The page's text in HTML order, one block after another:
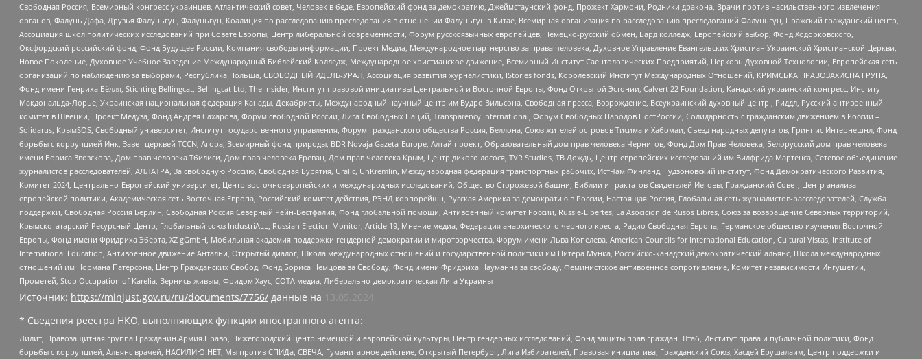
Свободная Россия, Всемирный конгресс украинцев, Атлантический совет, Человек в беде, Европейский фонд за демократию, Джеймстаунский фонд, Прожект Хармони, Родники дракона, Врачи против насильственного извлечения
органов, Фалунь Дафа, Друзья Фалуньгун, Фалуньгун, Коалиция по расследованию преследования в отношении Фалуньгун в Китае, Всемирная организация по расследованию преследований Фалуньгун, Пражский гражданский центр,
Ассоциация школ политических исследований при Совете Европы, Центр либеральной современности, Форум русскоязычных европейцев, Немецко-русский обмен, Бард колледж, Европейский выбор, Фонд Ходорковского,
Оксфордский российский фонд, Фонд Будущее России, Компания свободы информации, Проект Медиа, Международное партнерство за права человека, Духовное Управление Евангельских Христиан Украинской Христианской Церкви,
Новое Поколение, Духовное Учебное Заведение Международный Библейский Колледж, Международное христианское движение, Всемирный Институт Саентологических Предприятий, Церковь Духовной Технологии, Европейская сеть
организаций по наблюдению за выборами, Республика Польша, СВОБОДНЫЙ ИДЕЛЬ-УРАЛ, Ассоциация развития журналистики, IStories fonds, Королевский Институт Международных Отношений, КРИМСЬКА ПРАВОЗАХИСНА ГРУПА,
Фонд имени Генриха Бёлля, Stichting Bellingcat, Bellingcat Ltd, The Insider, Институт правовой инициативы Центральной и Восточной Европы, Фонд Открытой Эстонии, Calvert 22 Foundation, Канадский украинский конгресс, Институт
Макдональда-Лорье, Украинская национальная федерация Канады, Декабристы, Международный научный центр им Вудро Вильсона, Свободная пресса, Возрождение, Всеукраинский духовный центр , Риддл, Русский антивоенный
комитет в Швеции, Проект Медуза, Фонд Андрея Сахарова, Форум свободной России, Лига Свободных Наций, Transparеncy International, Форум Свободных Народов ПостРоссии, Солидарность с гражданским движением в России –
Solidarus, КрымSOS, Свободный университет, Институт государственного управления, Форум гражданского общества Россия, Беллона, Союз жителей островов Тисима и Хабомаи, Съезд народных депутатов, Гринпис Интернешнл, Фонд
борьбы с коррупцией Инк, Завет церквей TCCN, Агора, Всемирный фонд природы, BDR Novaja Gazeta-Europe, Алтай проект, Образовательный дом прав человека Чернигов, Фонд Дом Прав Человека, Белорусский дом прав человека
имени Бориса Звозскова, Дом прав человека Тбилиси, Дом прав человека Ереван, Дом прав человека Крым, Центр дикого лосося, TVR Studios, ТВ Дождь, Центр европейских исследований им Вилфрида Мартенса, Сетевое объединение
журналистов расследователей, АЛЛАТРА, За свободную Россию, Свободная Бурятия, Uralic, UnKremlin, Международная федерация транспортных рабочих, ИстЧам Финланд, Гудзоновский институт, Фонд Демократического Развития,
Комитет-2024, Центрально-Европейский университет, Центр восточноевропейских и международных исследований, Общество Сторожевой башни, Библии и трактатов Свидетелей Иеговы, Гражданский Совет, Центр анализа
европейской политики, Академическая сеть Восточная Европа, Российский комитет действия, РЭНД корпорейшн, Русская Америка за демократию в России, Настоящая Россия, Глобальная сеть журналистов-расследователей, Служба
поддержки, Свободная Россия Берлин, Свободная Россия Северный Рейн-Вестфалия, Фонд глобальной помощи, Антивоенный комитет России, Russie-Libertes, La Asocicion de Rusos Libres, Союз за возвращение Северных территорий,
Крымскотатарский Ресурсный Центр, Глобальный союз IndustriALL, Russian Election Monitor, Article 19, Мнение медиа, Федерация анархического черного креста, Радио Свободная Европа, Германское общество изучения Восточной
Европы, Фонд имени Фридриха Эберта, XZ gGmbH, Мобильная академия поддержки гендерной демократии и миротворчества, Форум имени Льва Копелева, American Councils for International Education, Cultural Vistas, Institute of
International Education, Антивоенное движение Антальи, Открытый диалог, Школа международных отношений и государственной политики им Питера Мунка, Российско-канадский демократический альянс, Школа международных
отношений им Нормана Патерсона, Центр Гражданских Свобод, Фонд Бориса Немцова за Свободу, Фонд имени Фридриха Науманна за свободу, Феминистское антивоенное сопротивление, Комитет независимости Ингушетии,
Прометей, Stop Occupation of Karelia, Вернись живым, Фридом Хаус, СОТА медиа, Либерально-демократическая Лига Украины
Источник: https://minjust.gov.ru/ru/documents/7756/ данные на
13.05.2024
* Сведения реестра НКО, выполняющих функции иностранного агента:
Лилит, Правозащитная группа Гражданин.Армия.Право, Нижегородский центр немецкой и европейской культуры, Центр гендерных исследований, Фонд защиты прав граждан Штаб, Институт права и публичной политики, Фонд
борьбы с коррупцией, Альянс врачей, НАСИЛИЮ.НЕТ, Мы против СПИДа, СВЕЧА, Гуманитарное действие, Открытый Петербург, Лига Избирателей, Правовая инициатива, Гражданский Союз, Хасдей Ерушалаим, Центр поддержки и